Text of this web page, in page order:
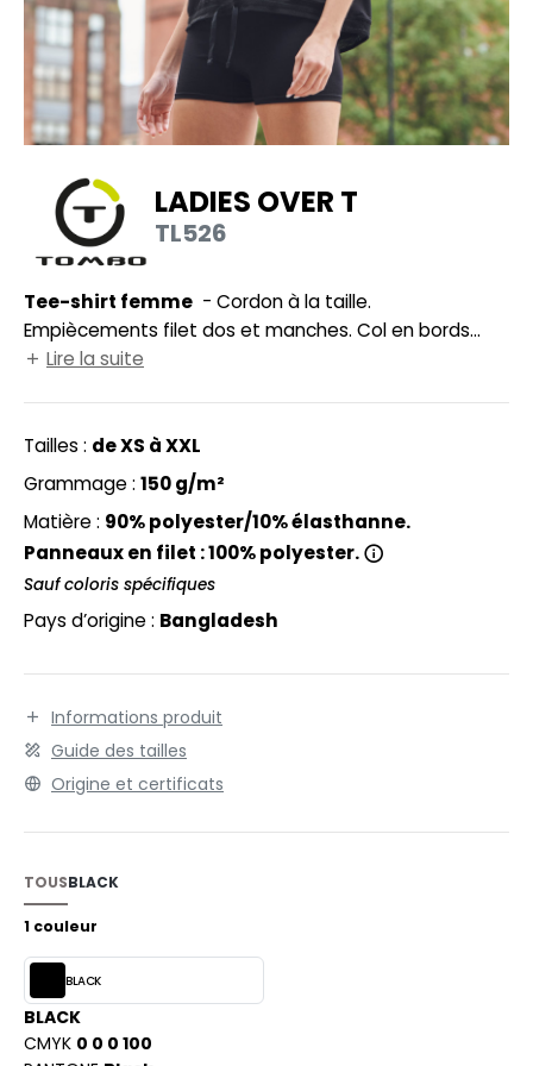
DE SERIE
VISIBILITE
MODULABLES
DE MAISON
IN EUROPE
LABEL / TEAR AWAY
SHOPPING
VETEMENTS
YOUR BRAND
SI ON L'APPELAIT FRANCIS
HALES
ROW
OF THE LOOM
OF THE LOOM VINTAGE
- BLANKS
LADIES OVER T
TL526
Tee-shirt femme
Empiècements filet dos et manches. Col en bords
côte. Étiquette détachable.
Lire la suite
Tailles : de XS à XXL
Grammage : 150 g/m²
Matière : 90% polyester/10% élasthanne.
Panneaux en filet : 100% polyester.
Sauf coloris spécifiques
Pays d’origine : Bangladesh
Informations produit
Guide des tailles
Origine et certificats
TOUSBLACK
1 couleur
BLACK
BLACK
CMYK 0 0 0 100